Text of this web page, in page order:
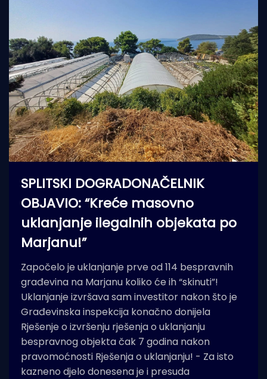
SPLITSKI DOGRADONAČELNIK
OBJAVIO: “Kreće masovno
uklanjanje ilegalnih objekata po
Marjanu!”
Započelo je uklanjanje prve od 114 bespravnih
građevina na Marjanu koliko će ih “skinuti”!
Uklanjanje izvršava sam investitor nakon što je
Građevinska inspekcija konačno donijela
Rješenje o izvršenju rješenja o uklanjanju
bespravnog objekta čak 7 godina nakon
pravomoćnosti Rješenja o uklanjanju! - Za isto
kazneno djelo donesena je i presuda